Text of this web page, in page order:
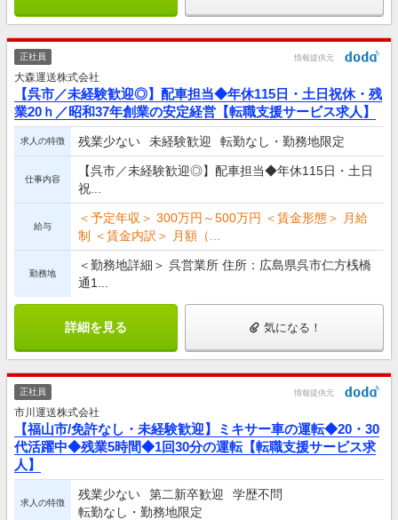
正社員 情報提供元
大森運送株式会社
【呉市／未経験歓迎◎】配車担当◆年休115日・土日祝休・残
業20ｈ／昭和37年創業の安定経営【転職支援サービス求人】
求人の特徴 残業少ない 未経験歓迎 転勤なし・勤務地限定
仕事内容
【呉市／未経験歓迎◎】配車担当◆年休115日・土日
祝...
給与
＜予定年収＞ 300万円～500万円 ＜賃金形態＞ 月給
制 ＜賃金内訳＞ 月額（...
勤務地
＜勤務地詳細＞ 呉営業所 住所：広島県呉市仁方桟橋
通1...
詳細を見る 気になる！
正社員 情報提供元
市川運送株式会社
【福山市/免許なし・未経験歓迎】ミキサー車の運転◆20・30
代活躍中◆残業5時間◆1回30分の運転【転職支援サービス求
人】
求人の特徴
残業少ない 第二新卒歓迎
学歴不問
転勤なし・勤務地限定